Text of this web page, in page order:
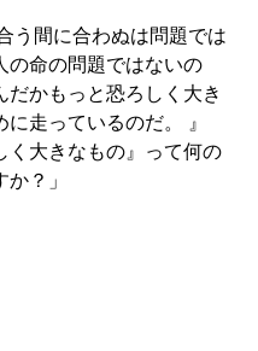
う間に合わぬは問題では
の命の問題ではないの
だかもっと恐ろしく大き
に走っているのだ。 』
く大きなもの』って何の
？」